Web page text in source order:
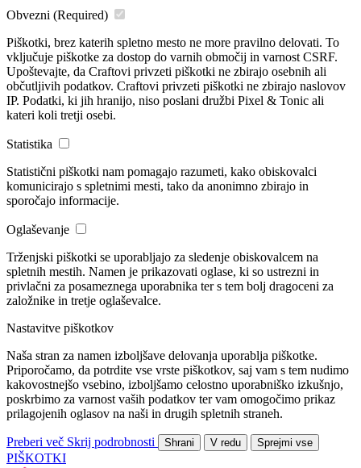
Obvezni (Required)
Piškotki, brez katerih spletno mesto ne more pravilno delovati. To
vključuje piškotke za dostop do varnih območij in varnost CSRF.
Upoštevajte, da Craftovi privzeti piškotki ne zbirajo osebnih ali
občutljivih podatkov. Craftovi privzeti piškotki ne zbirajo naslovov
IP. Podatki, ki jih hranijo, niso poslani družbi Pixel & Tonic ali
kateri koli tretji osebi.
Statistika
Statistični piškotki nam pomagajo razumeti, kako obiskovalci
komunicirajo s spletnimi mesti, tako da anonimno zbirajo in
sporočajo informacije.
Oglaševanje
Trženjski piškotki se uporabljajo za sledenje obiskovalcem na
spletnih mestih. Namen je prikazovati oglase, ki so ustrezni in
privlačni za posameznega uporabnika ter s tem bolj dragoceni za
založnike in tretje oglaševalce.
Nastavitve piškotkov
Naša stran za namen izboljšave delovanja uporablja piškotke.
Priporočamo, da potrdite vse vrste piškotkov, saj vam s tem nudimo
kakovostnejšo vsebino, izboljšamo celostno uporabniško izkušnjo,
poskrbimo za varnost vaših podatkov ter vam omogočimo prikaz
prilagojenih oglasov na naši in drugih spletnih straneh.
Preberi več Skrij podrobnosti Shrani V redu Sprejmi vse
PIŠKOTKI